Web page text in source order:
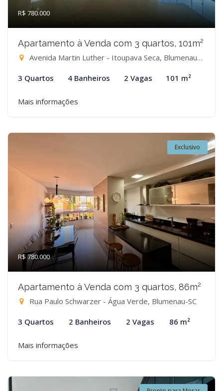
R$ 780.000
Apartamento à Venda com 3 quartos, 101m²
Avenida Martin Luther - Itoupava Seca, Blumenau-SC
3 Quartos 4 Banheiros 2 Vagas 101 m²
Mais informações
Exclusivo
R$ 780.000
Apartamento à Venda com 3 quartos, 86m²
Rua Paulo Schwarzer - Água Verde, Blumenau-SC
3 Quartos 2 Banheiros 2 Vagas 86 m²
Mais informações